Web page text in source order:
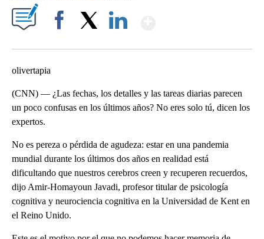
olivertapia
(CNN) — ¿Las fechas, los detalles y las tareas diarias parecen
un poco confusas en los últimos años? No eres solo tú, dicen los
expertos.
No es pereza o pérdida de agudeza: estar en una pandemia
mundial durante los últimos dos años en realidad está
dificultando que nuestros cerebros creen y recuperen recuerdos,
dijo Amir-Homayoun Javadi, profesor titular de psicología
cognitiva y neurociencia cognitiva en la Universidad de Kent en
el Reino Unido.